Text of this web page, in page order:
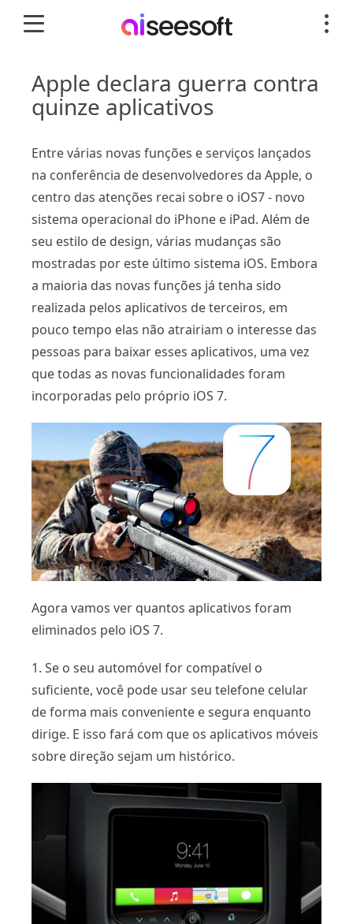
Apple declara guerra contra
quinze aplicativos
Entre várias novas funções e serviços lançados
na conferência de desenvolvedores da Apple, o
centro das atenções recai sobre o iOS7 - novo
sistema operacional do iPhone e iPad. Além de
seu estilo de design, várias mudanças são
mostradas por este último sistema iOS. Embora
a maioria das novas funções já tenha sido
realizada pelos aplicativos de terceiros, em
pouco tempo elas não atrairiam o interesse das
pessoas para baixar esses aplicativos, uma vez
que todas as novas funcionalidades foram
incorporadas pelo próprio iOS 7.
Agora vamos ver quantos aplicativos foram
eliminados pelo iOS 7.
1. Se o seu automóvel for compatível o
suficiente, você pode usar seu telefone celular
de forma mais conveniente e segura enquanto
dirige. E isso fará com que os aplicativos móveis
sobre direção sejam um histórico.